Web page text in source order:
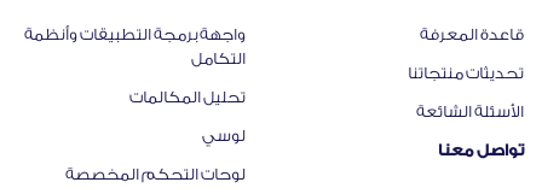
قاعدة المعرفة
تحديثات منتجاتنا​
الأسئلة الشائعة
تواصل معنا
واجهة برمجة التطبيقات وأنظمة
التكامل​
تحليل المكالمات
لوسي
لوحات التحكم المخصصة